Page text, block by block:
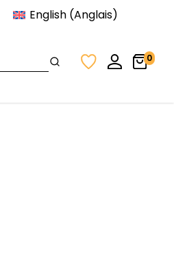
English (Anglais)
0